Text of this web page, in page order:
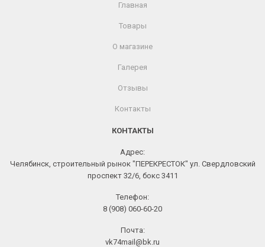
Главная
Товары
О магазине
Галерея
Отзывы
Контакты
КОНТАКТЫ
Адрес:
Челябинск, строительный рынок "ПЕРЕКРЕСТОК" ул. Свердловский
проспект 32/6, бокс 3411
Телефон:
8 (908) 060-60-20
Почта:
vk74mail@bk.ru